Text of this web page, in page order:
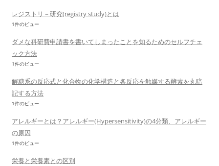
レジストリ－研究(registry study)とは
1件のビュー
ダメな科研費申請書を書いてしまったことを知るためのセルフチェ
ック方法
1件のビュー
解糖系の反応式と化合物の化学構造と各反応を触媒する酵素を丸暗
記する方法
1件のビュー
アレルギーとは？アレルギー(Hypersensitivity)の4分類、アレルギー
の原因
1件のビュー
栄養と栄養素との区別